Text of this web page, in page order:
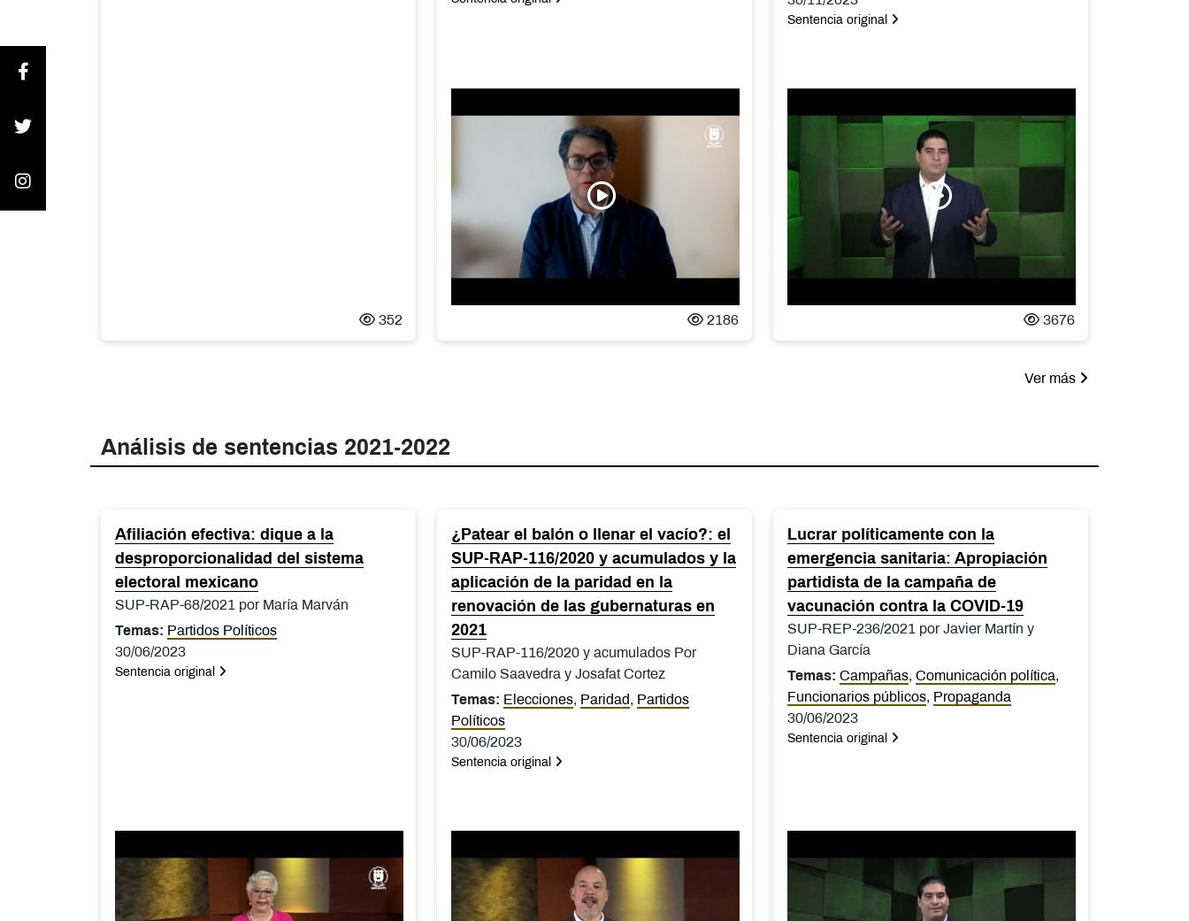
352 2186
Sentencia original
3676
Ver más
Análisis de sentencias 2021-2022
Afiliación efectiva: dique a la
desproporcionalidad del sistema
electoral mexicano
SUP-RAP-68/2021 por María Marván
Temas: Partidos Políticos
30/06/2023
Sentencia original
¿Patear el balón o llenar el vacío?: el
SUP-RAP-116/2020 y acumulados y la
aplicación de la paridad en la
renovación de las gubernaturas en
2021
SUP-RAP-116/2020 y acumulados Por
Camilo Saavedra y Josafat Cortez
Temas: Elecciones, Paridad , Partidos
Políticos
30/06/2023
Sentencia original
Lucrar políticamente con la
emergencia sanitaria: Apropiación
partidista de la campaña de
vacunación contra la COVID-19
SUP-REP-236/2021 por Javier Martín y
Diana García
Temas: Campañas, Comunicación política,
Funcionarios públicos, Propaganda
30/06/2023
Sentencia original